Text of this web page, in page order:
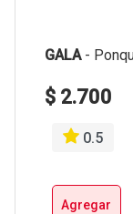
GALA-
$ 2.700
0.5
Agregar